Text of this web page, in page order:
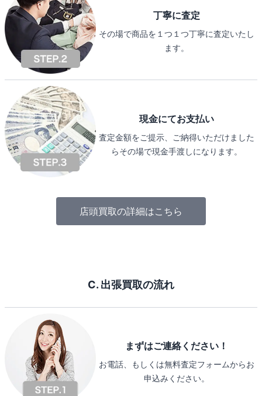
丁寧に査定
その場で商品を１つ１つ丁寧に査定いたし
ます。
現金にてお支払い
査定金額をご提示、ご納得いただけました
らその場で現金手渡しになります。
店頭買取の詳細はこちら
C. 出張買取の流れ
まずはご連絡ください！
お電話、もしくは無料査定フォームからお
申込みください。